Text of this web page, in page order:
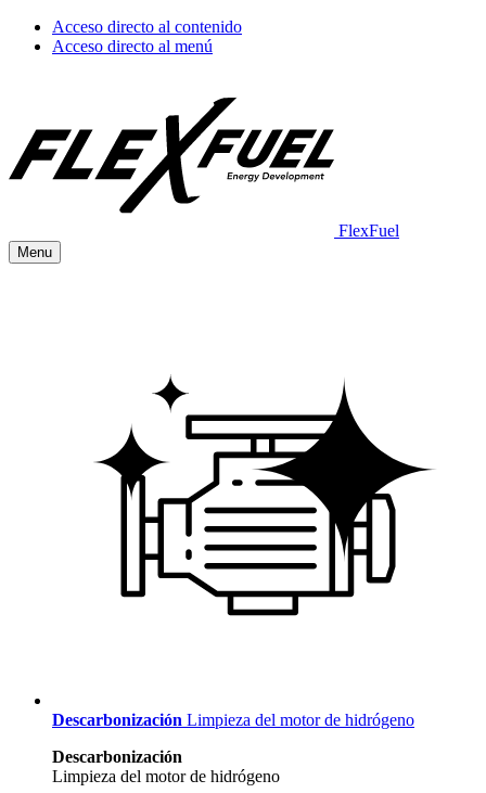
Acceso directo al contenido
Acceso directo al menú
FlexFuel
Menu
Descarbonización Limpieza del motor de hidrógeno
Descarbonización
Limpieza del motor de hidrógeno